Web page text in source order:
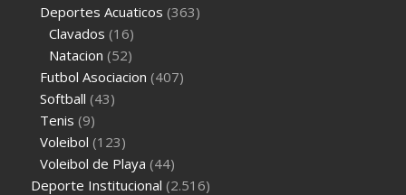
Deportes Acuaticos (363)
Clavados (16)
Natacion (52)
Futbol Asociacion (407)
Softball (43)
Tenis (9)
Voleibol (123)
Voleibol de Playa (44)
Deporte Institucional (2.516)